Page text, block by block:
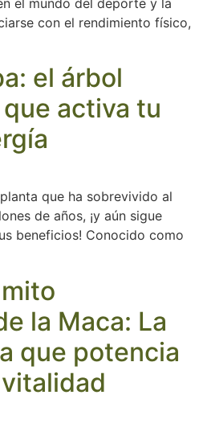
con el rendimiento físico,
el árbol
activa tu
que ha sobrevivido al
de años, ¡y aún sigue
beneficios! Conocido como
la Maca: La
que potencia